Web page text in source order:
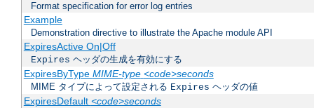
Format specification for error log entries
Example
Demonstration directive to illustrate the Apache module API
ExpiresActive On|Off
Expires ヘッダの生成を有効にする
ExpiresByType MIME-type <code>seconds
MIME タイプによって設定される Expires ヘッダの値
ExpiresDefault <code>seconds